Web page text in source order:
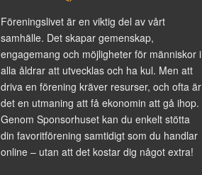
Föreningslivet är en viktig del av vårt
samhälle. Det skapar gemenskap,
engagemang och möjligheter för människor i
alla åldrar att utvecklas och ha kul. Men att
driva en förening kräver resurser, och ofta är
det en utmaning att få ekonomin att gå ihop.
Genom Sponsorhuset kan du enkelt stötta
din favoritförening samtidigt som du handlar
online – utan att det kostar dig något extra!